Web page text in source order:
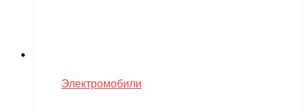
Электромобили